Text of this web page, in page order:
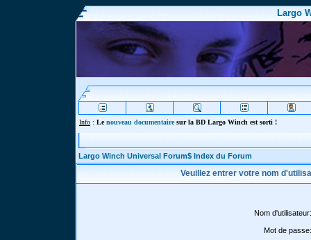
Largo
Info : Lenouveau documentairesur la BD Largo Winch est sorti !
Largo Winch Universal Forum$ Index du Forum
Veuillez entrer votre nom
Nom d'utilisateur:
Mot de passe: